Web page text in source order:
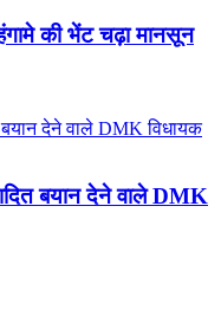
हंगामे की भेंट चढ़ा मानसून
बयान देने वाले DMK